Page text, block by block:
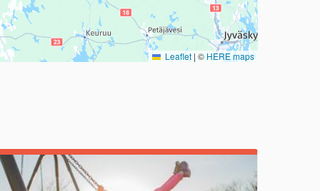
Leaflet | © HERE maps